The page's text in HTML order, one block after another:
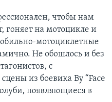
чтобы нам
гоняет на мотоцикле и
мотоциклетные
Не обошлось и без
с
из боевика Ву “Face
появляющиеся в